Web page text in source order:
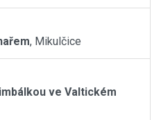
, Mikulčice
ve Valtickém